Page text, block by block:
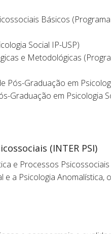
Básicos
Social IP-USP)
e Metodológicas
Pós-Graduação em
Graduação em Psicologia
(INTER PSI)
e Processos
a Psicologia Anomalística,